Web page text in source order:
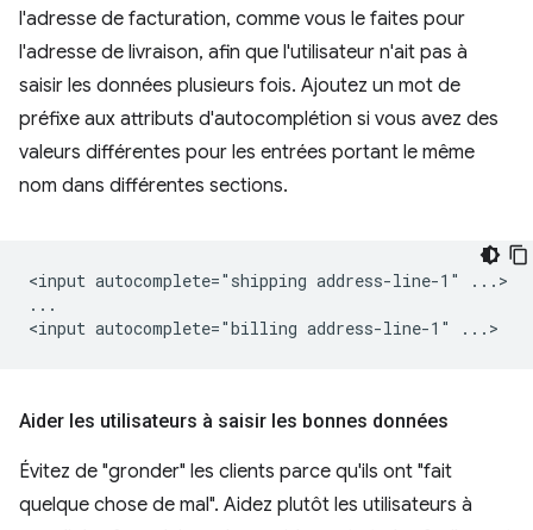
l'adresse de facturation, comme vous le faites pour
l'adresse de livraison, afin que l'utilisateur n'ait pas à
saisir les données plusieurs fois. Ajoutez un mot de
préfixe aux attributs d'autocomplétion si vous avez des
valeurs différentes pour les entrées portant le même
nom dans différentes sections.
<input autocomplete="shipping address-line-1" ...>
...
Aider les utilisateurs à saisir les bonnes données
Évitez de "gronder" les clients parce qu'ils ont "fait
quelque chose de mal". Aidez plutôt les utilisateurs à